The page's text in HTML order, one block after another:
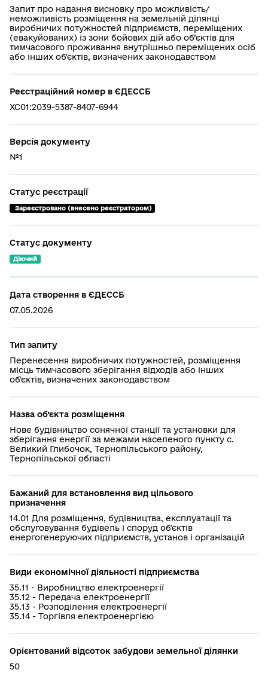
Запит про надання висновку про можливість/
неможливість розміщення на земельній ділянці
виробничих потужностей підприємств, переміщених
(евакуйованих) із зони бойових дій або об’єктів для
тимчасового проживання внутрішньо переміщених осіб
або інших обʼєктів, визначених законодавством
Реєстраційний номер в ЄДЕССБ
XC01:2039-5387-8407-6944
Версія документу
№1
Статус реєстрації
Зареєстровано (внесено реєстратором)
Статус документу
Діючий
Дата створення в ЄДЕССБ
07.05.2026
Тип запиту
Перенесення виробничих потужностей, розміщення
місць тимчасового зберігання відходів або інших
обʼєктів, визначених законодавством
Назва об’єкта розміщення
Нове будівництво сонячної станції та установки для
зберігання енергії за межами населеного пункту с.
Великий Глибочок, Тернопільського району,
Тернопільської області
Бажаний для встановлення вид цільового
призначення
14.01 Для розміщення, будівництва, експлуатації та
обслуговування будівель і споруд об'єктів
енергогенеруючих підприємств, установ і організацій
Види економічної діяльності підприємства
35.11 - Виробництво електроенергії
35.12 - Передача електроенергії
35.13 - Розподілення електроенергії
35.14 - Торгівля електроенергією
Орієнтований відсоток забудови земельної ділянки
50